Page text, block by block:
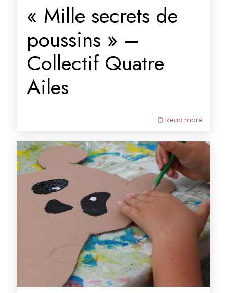
« Mille secrets de
poussins » –
Collectif Quatre
Ailes
Read more